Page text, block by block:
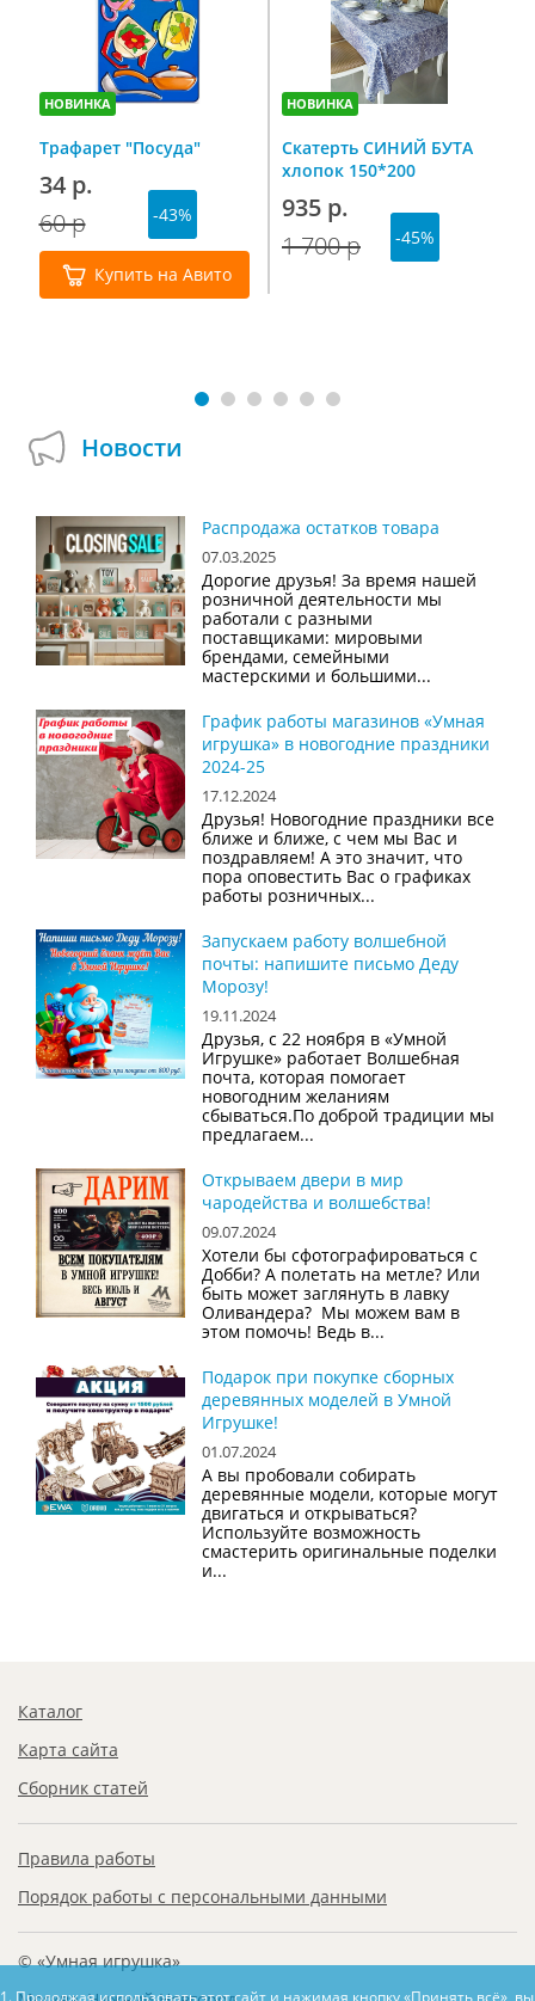
НОВИНКА
Трафарет "Посуда"
34 р.
60 р
-43%
Купить на Авито
НОВИНКА
Скатерть СИНИЙ БУТА
хлопок 150*200
935 р.
1 700 р
-45%
Новости
Распродажа остатков товара
07.03.2025
Дорогие друзья! За время нашей
розничной деятельности мы
работали с разными
поставщиками: мировыми
брендами, семейными
мастерскими и большими...
График работы магазинов «Умная
игрушка» в новогодние праздники
2024-25
17.12.2024
Друзья! Новогодние праздники все
ближе и ближе, с чем мы Вас и
поздравляем! А это значит, что
пора оповестить Вас о графиках
работы розничных...
Запускаем работу волшебной
почты: напишите письмо Деду
Морозу!
19.11.2024
Друзья, с 22 ноября в «Умной
Игрушке» работает Волшебная
почта, которая помогает
новогодним желаниям
сбываться.По доброй традиции мы
предлагаем...
Открываем двери в мир
чародейства и волшебства!
09.07.2024
Хотели бы сфотографироваться с
Добби? А полетать на метле? Или
быть может заглянуть в лавку
Оливандера? Мы можем вам в
этом помочь! Ведь в...
Подарок при покупке сборных
деревянных моделей в Умной
Игрушке!
01.07.2024
А вы пробовали собирать
деревянные модели, которые могут
двигаться и открываться?
Используйте возможность
смастерить оригинальные поделки
и...
Каталог
Карта сайта
Сборник статей
Правила работы
Порядок работы с персональными данными
© «Умная игрушка»
1. Продолжая использовать этот сайт и нажимая кнопку «Принять всё»,